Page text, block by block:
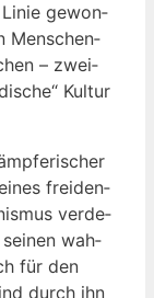
Linie gewon­
Men­schen­
– zwei­
Kul­tur
frei­den­
ver­de­
sei­nen wah­
für den
durch ihn